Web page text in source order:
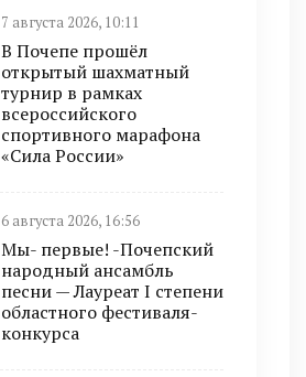
7 августа 2026, 10:11
В Почепе прошёл
открытый шахматный
турнир в рамках
всероссийского
спортивного марафона
«Сила России»
6 августа 2026, 16:56
Мы- первые! -Почепский
народный ансамбль
песни — Лауреат I степени
областного фестиваля-
конкурса